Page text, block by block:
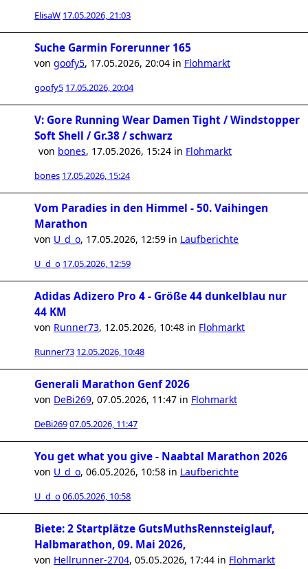
ElisaW 17.05.2026, 21:03
Suche Garmin Forerunner 165
von goofy5, 17.05.2026, 20:04 in Flohmarkt
goofy5 17.05.2026, 20:04
V: Gore Running Wear Damen Tight / Windstopper
Soft Shell / Gr.38 / schwarz
von bones, 17.05.2026, 15:24 in Flohmarkt
bones 17.05.2026, 15:24
Vom Paradies in den Himmel - 50. Vaihingen
Marathon
von U_d_o, 17.05.2026, 12:59 in Laufberichte
U_d_o 17.05.2026, 12:59
Adidas Adizero Pro 4 - Größe 44 dunkelblau nur
44 KM
von Runner73, 12.05.2026, 10:48 in Flohmarkt
Runner73 12.05.2026, 10:48
Generali Marathon Genf 2026
von DeBi269, 07.05.2026, 11:47 in Flohmarkt
DeBi26907.05.2026, 11:47
You get what you give - Naabtal Marathon 2026
von U_d_o, 06.05.2026, 10:58 in Laufberichte
U_d_o06.05.2026, 10:58
Biete: 2 Startplätze GutsMuthsRennsteiglauf,
Halbmarathon, 09. Mai 2026,
von Hellrunner-2704, 05.05.2026, 17:44 in Flohmarkt